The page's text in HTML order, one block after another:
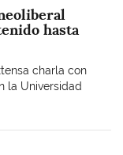
hasta
charla con
la Universidad